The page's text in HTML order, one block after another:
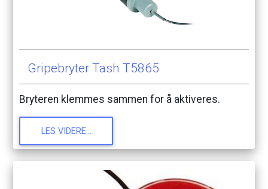
Gripebryter Tash T5865
Bryteren klemmes sammen for å aktiveres.
LES VIDERE...